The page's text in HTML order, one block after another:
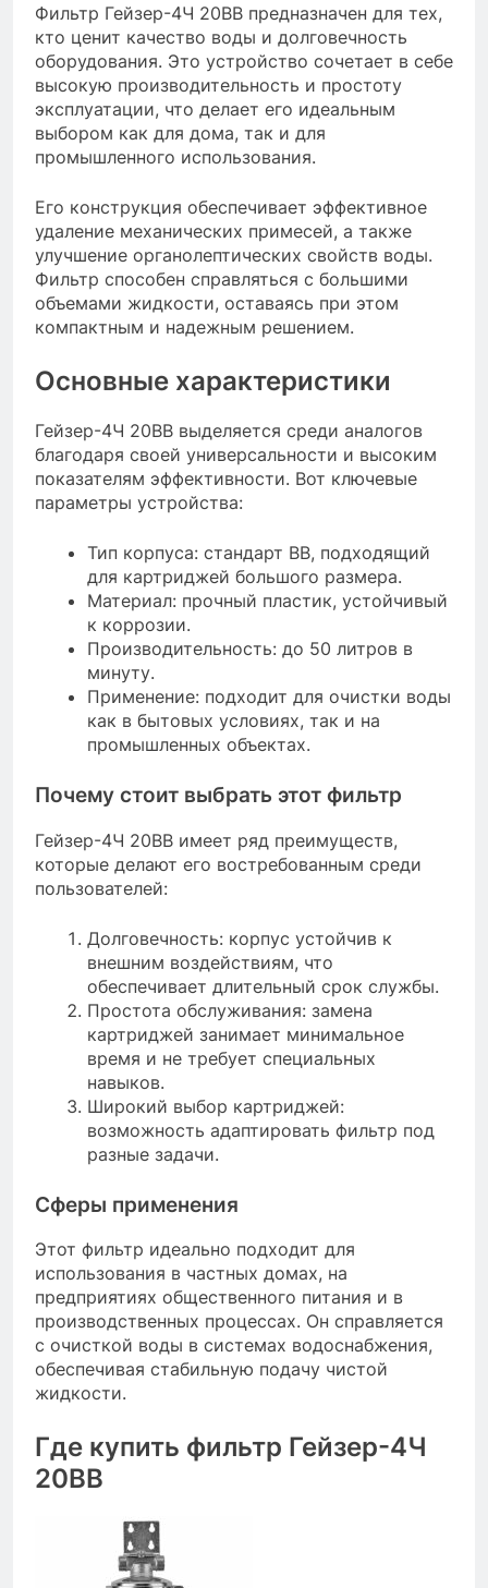
Фильтр Гейзер-4Ч 20BB предназначен для тех,
кто ценит качество воды и долговечность
оборудования. Это устройство сочетает в себе
высокую производительность и простоту
эксплуатации, что делает его идеальным
выбором как для дома, так и для
промышленного использования.
Его конструкция обеспечивает эффективное
удаление механических примесей, а также
улучшение органолептических свойств воды.
Фильтр способен справляться с большими
объемами жидкости, оставаясь при этом
компактным и надежным решением.
Основные характеристики
Гейзер-4Ч 20BB выделяется среди аналогов
благодаря своей универсальности и высоким
показателям эффективности. Вот ключевые
параметры устройства:
Тип корпуса: стандарт BB, подходящий
для картриджей большого размера.
Материал: прочный пластик, устойчивый
к коррозии.
Производительность: до 50 литров в
минуту.
Применение: подходит для очистки воды
как в бытовых условиях, так и на
промышленных объектах.
Почему стоит выбрать этот фильтр
Гейзер-4Ч 20BB имеет ряд преимуществ,
которые делают его востребованным среди
пользователей:
Долговечность: корпус устойчив к
внешним воздействиям, что
обеспечивает длительный срок службы.
Простота обслуживания: замена
картриджей занимает минимальное
время и не требует специальных
навыков.
Широкий выбор картриджей:
возможность адаптировать фильтр под
разные задачи.
Сферы применения
Этот фильтр идеально подходит для
использования в частных домах, на
предприятиях общественного питания и в
производственных процессах. Он справляется
с очисткой воды в системах водоснабжения,
обеспечивая стабильную подачу чистой
жидкости.
Где купить фильтр Гейзер-4Ч
20BB